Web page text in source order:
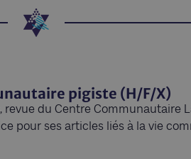
pigiste (H/F/X)
revue du Centre Communautaire
pour ses articles liés à la vie